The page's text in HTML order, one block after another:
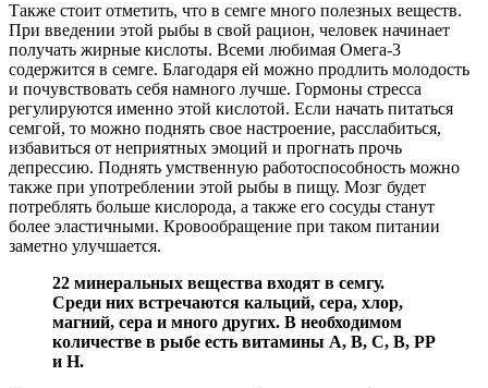
Также стоит отметить, что в семге много полезных веществ.
При введении этой рыбы в свой рацион, человек начинает
получать жирные кислоты. Всеми любимая Омега-3
содержится в семге. Благодаря ей можно продлить молодость
и почувствовать себя намного лучше. Гормоны стресса
регулируются именно этой кислотой. Если начать питаться
семгой, то можно поднять свое настроение, расслабиться,
избавиться от неприятных эмоций и прогнать прочь
депрессию. Поднять умственную работоспособность можно
также при употреблении этой рыбы в пищу. Мозг будет
потреблять больше кислорода, а также его сосуды станут
более эластичными. Кровообращение при таком питании
заметно улучшается.
22 минеральных вещества входят в семгу.
Среди них встречаются кальций, сера, хлор,
магний, сера и много других. В необходимом
количестве в рыбе есть витамины А, В, С, В, РР
и Н.